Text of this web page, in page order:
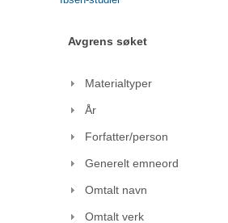
Avgrens søket
Materialtyper
År
Forfatter/person
Generelt emneord
Omtalt navn
Omtalt verk